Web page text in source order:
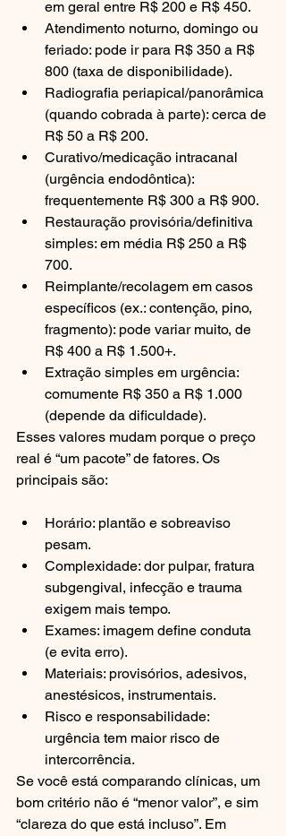
em geral entre R$ 200 e R$ 450.
Atendimento noturno, domingo ou
feriado: pode ir para R$ 350 a R$
800 (taxa de disponibilidade).
Radiografia periapical/panorâmica
(quando cobrada à parte): cerca de
R$ 50 a R$ 200.
Curativo/medicação intracanal
(urgência endodôntica):
frequentemente R$ 300 a R$ 900.
Restauração provisória/definitiva
simples: em média R$ 250 a R$
700.
Reimplante/recolagem em casos
específicos (ex.: contenção, pino,
fragmento): pode variar muito, de
R$ 400 a R$ 1.500+.
Extração simples em urgência:
comumente R$ 350 a R$ 1.000
(depende da dificuldade).
Esses valores mudam porque o preço
real é “um pacote” de fatores. Os
principais são:
Horário: plantão e sobreaviso
pesam.
Complexidade: dor pulpar, fratura
subgengival, infecção e trauma
exigem mais tempo.
Exames: imagem define conduta
(e evita erro).
Materiais: provisórios, adesivos,
anestésicos, instrumentais.
Risco e responsabilidade:
urgência tem maior risco de
intercorrência.
Se você está comparando clínicas, um
bom critério não é “menor valor”, e sim
“clareza do que está incluso”. Em